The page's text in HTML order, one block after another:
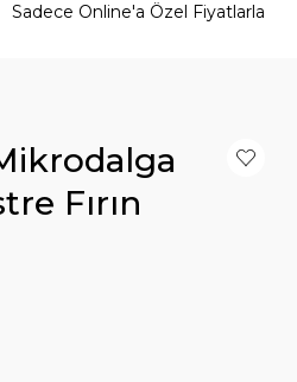
Sadece Online'a Özel Fiyatlarla
Fırın